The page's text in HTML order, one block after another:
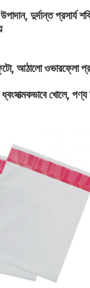
দুর্দান্ত প্রসার্য
আঠালো ওভারফ্লো
খোলে, পণ্য